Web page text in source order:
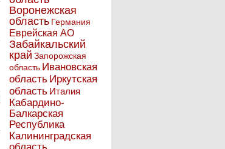
Воронежская
область Германия
Еврейская АО
Забайкальский
край Запорожская
область Ивановская
область Иркутская
область Италия
Кабардино-
Балкарская
Республика
Калининградская
область